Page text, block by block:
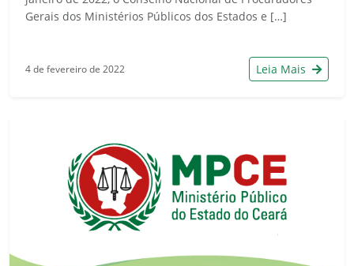
Gerais dos Ministérios Públicos dos Estados e […]
4 de fevereiro de 2022 Leia Mais